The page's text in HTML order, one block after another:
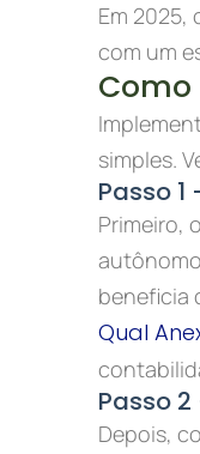
Em
com um
simples.
Passo
Primeiro,
beneficia
Qual
Passo
Depois,